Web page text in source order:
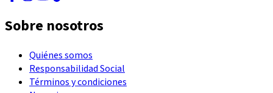
Sobre nosotros
Quiénes somos
Responsabilidad Social
Términos y condiciones